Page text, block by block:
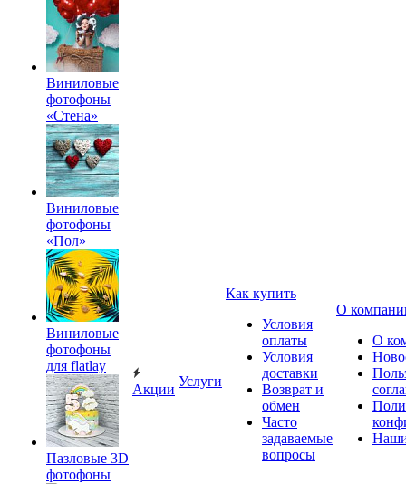
Виниловые
фотофоны
«Стена»
Виниловые
фотофоны
«Пол»
Виниловые
фотофоны
для flatlay
Пазловые 3D
фотофоны
Акции
Услуги
Как купить
Условия
оплаты
Условия
доставки
Возврат и
обмен
Часто
задаваемые
вопросы
О
О